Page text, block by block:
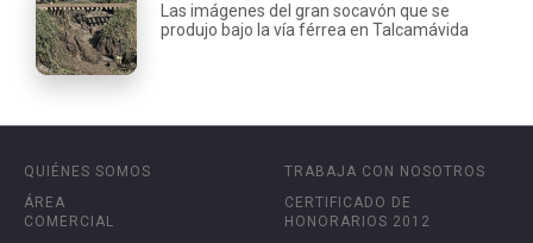
Las imágenes del gran socavón que se
produjo bajo la vía férrea en Talcamávida
QUIÉNES SOMOS
ÁREA
COMERCIAL
TRABAJA CON NOSOTROS
CERTIFICADO DE
HONORARIOS 2012